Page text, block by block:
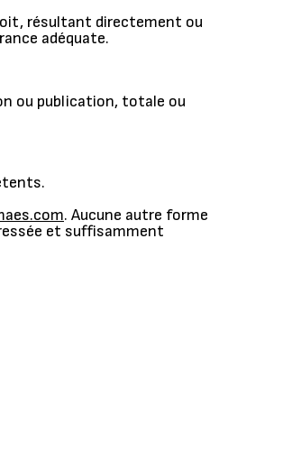
résultant directement ou
adéquate.
ou publication, totale ou
. Aucune autre forme
et suffisamment